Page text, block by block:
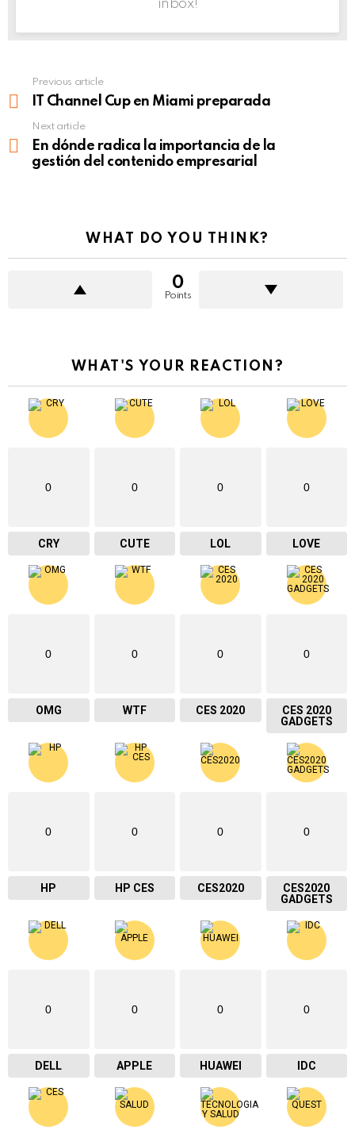
inbox!
more
Previous article
IT Channel Cup en Miami preparada
Next article
En dónde radica la importancia de la
gestión del contenido empresarial
WHAT DO YOU THINK?
0
Points
WHAT'S YOUR REACTION?
0
CRY
0
CUTE
0
LOL
0
LOVE
0
OMG
0
WTF
0
CES 2020
0
CES 2020
GADGETS
0
HP
0
HP CES
0
CES2020
0
CES2020
GADGETS
0
DELL
0
APPLE
0
HUAWEI
0
IDC